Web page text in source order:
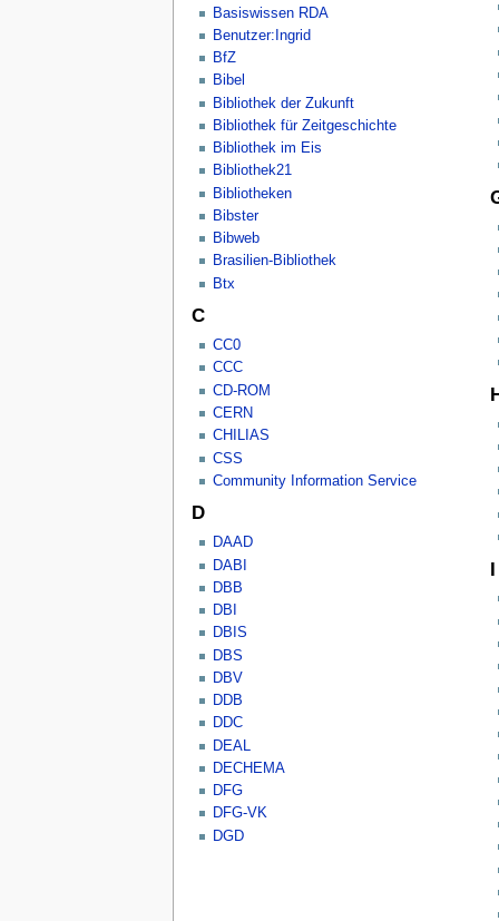
Basiswissen RDA
Benutzer:Ingrid
BfZ
Bibel
Bibliothek der Zukunft
Bibliothek für Zeitgeschichte
Bibliothek im Eis
Bibliothek21
Bibliotheken
Bibster
Bibweb
Brasilien-Bibliothek
Btx
C
CC0
CCC
CD-ROM
CERN
CHILIAS
CSS
Community Information Service
D
DAAD
DABI
DBB
DBI
DBIS
DBS
DBV
DDB
DDC
DEAL
DECHEMA
DFG
DFG-VK
DGD
I